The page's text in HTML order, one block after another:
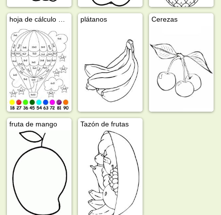
plátanos Cerezas
fruta de mango Tazón de frutas